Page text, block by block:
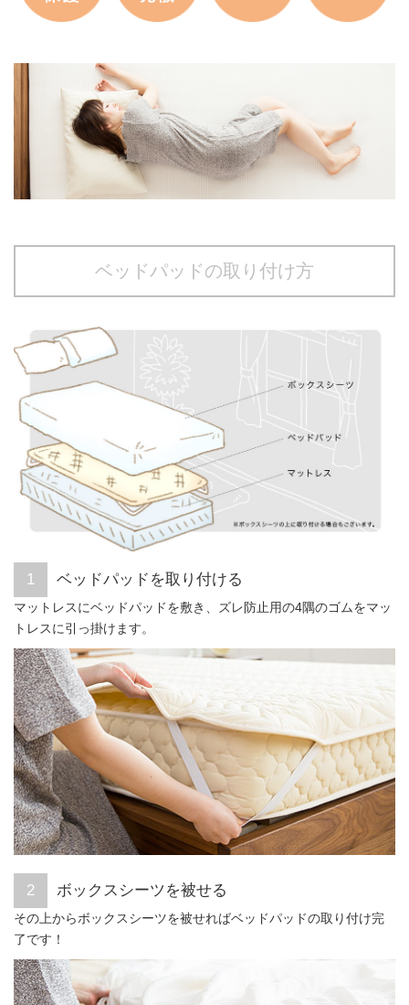
ベッドパッドの取り付け方
ベッドパッドを取り付ける
マットレスにベッドパッドを敷き、ズレ防止用の4隅のゴムをマッ
トレスに引っ掛けます。
ボックスシーツを被せる
その上からボックスシーツを被せればベッドパッドの取り付け完
了です！